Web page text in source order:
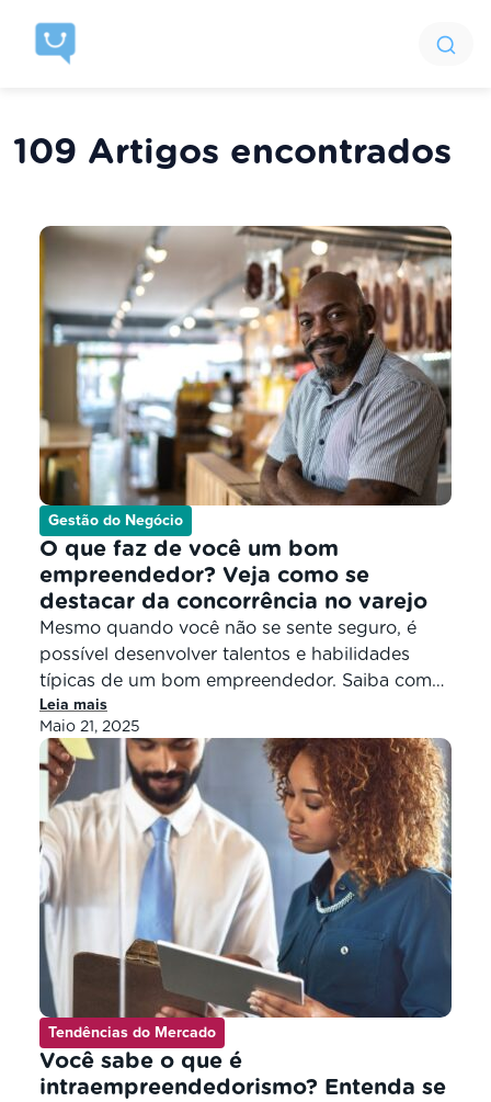
109 Artigos encontrados
Gestão do Negócio
O que faz de você um bom
empreendedor? Veja como se
destacar da concorrência no varejo
Mesmo quando você não se sente seguro, é
possível desenvolver talentos e habilidades
típicas de um bom empreendedor. Saiba como!
Calma e dedicação podem fazer de você um
bom médico. Simpatia e persuasão podem
fazer de você um bom vendedor. Atenção e
firmeza podem fazer de você um bom
advogado. Mas, afinal, quais são as […]
Leia mais
Maio 21, 2025
Tendências do Mercado
Você sabe o que é
intraempreendedorismo? Entenda se